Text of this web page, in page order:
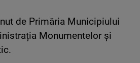
de Primăria Municipiului
Monumentelor și